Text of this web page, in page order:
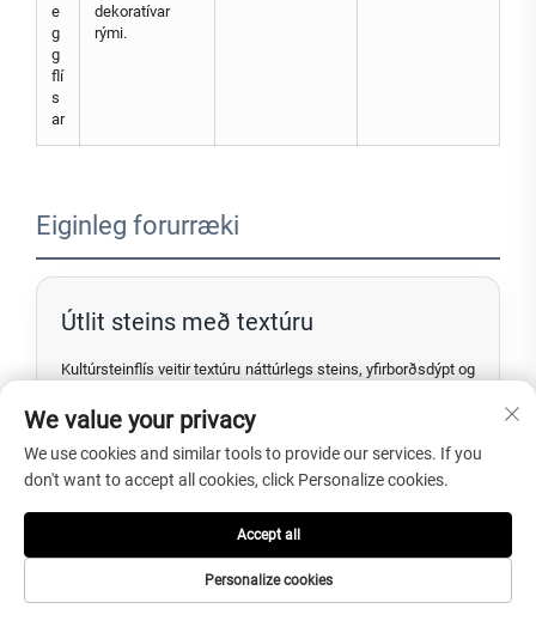
e
g
g
flí
s
ar
dekoratívar
rými.
Eiginleg forurræki
Útlit steins með textúru
Kultúrsteinflís veitir textúru náttúrlegs steins, yfirborðsdýpt og
Fjölbreytt valmöguleiki í litum
Röust, hvít, svart, græn, gul, rosa, grá og sérsniðin litir hjálpa
við að passa við rústíka, nútíma, klassíska og
utanaðkomandi stíla.
We value your privacy
We use cookies and similar tools to provide our services. If you
don't want to accept all cookies, click Personalize cookies.
Personalize cookies
Accept all